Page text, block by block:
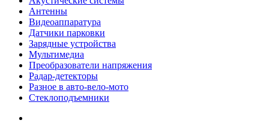
Антенны
Видеоаппаратура
Датчики парковки
Зарядные устройства
Мультимедиа
Преобразователи напряжения
Радар-детекторы
Разное в авто-вело-мото
Стеклоподъемники